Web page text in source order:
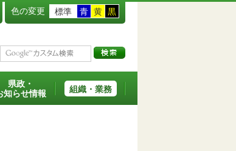
色の変更 標準 青 黄 黒
県政・
知らせ情報
組織・業務